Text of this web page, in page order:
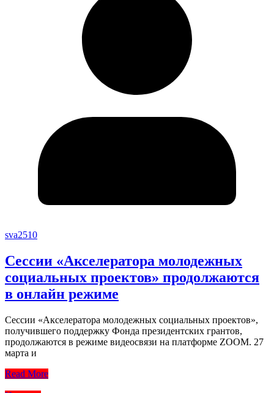
sva2510
Сессии «Акселератора молодежных
социальных проектов» продолжаются
в онлайн режиме
Сессии «Акселератора молодежных социальных проектов»,
получившего поддержку Фонда президентских грантов,
продолжаются в режиме видеосвязи на платформе ZOOM. 27
марта и
Read More